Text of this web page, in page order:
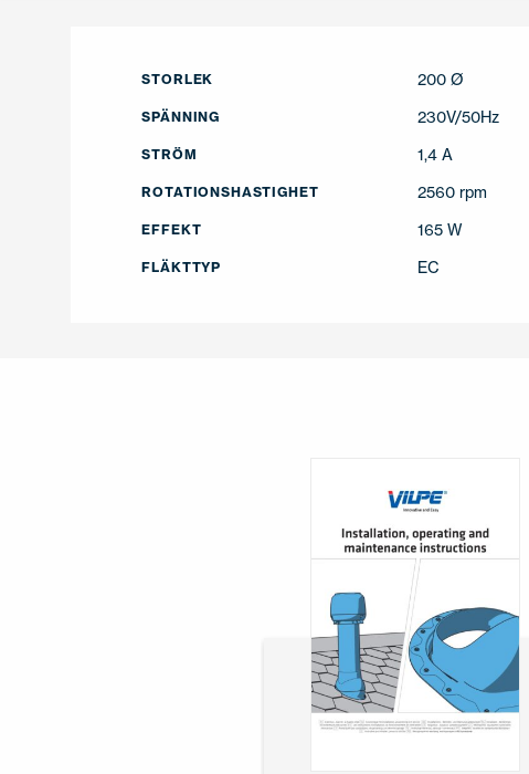
STORLEK 200 Ø
SPÄNNING 230V/50Hz
STRÖM 1,4 A
ROTATIONSHASTIGHET 2560 rpm
EFFEKT 165 W
FLÄKTTYP EC